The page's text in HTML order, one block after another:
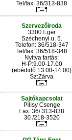
Tel/fax: 36/313-838
Szervezőiroda
3300 Eger
Széchenyi u. 5.
Telefon: 36/518-347
Tel/fax: 36/518-348
Nyitva tartás:
H-P:9.00-17.00
(ebédidő 13.00-14.00)
Sz:Zárva
Sajtókapcsolat
Pilisy Csenge
Fax: 36/ 313-838
30 /218-3520